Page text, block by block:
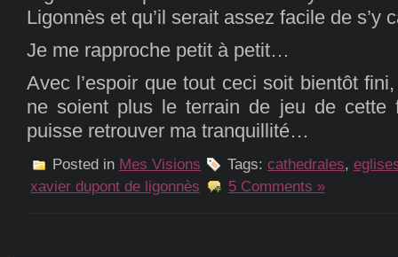
Ligonnès et qu’il serait assez facile de s’y
Je me rapproche petit à petit…
Avec l’espoir que tout ceci soit bientôt
ne soient plus le terrain de jeu de cette
puisse retrouver ma tranquillité…
Posted in Mes Visions Tags: cathedrales,
xavier dupont de ligonnès
5 Comments »